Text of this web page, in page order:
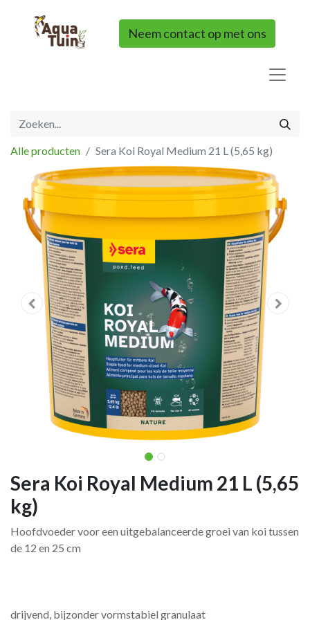
Neem contact op met ons
Alle producten Sera Koi Royal Medium 21 L (5,65 kg)
Sera Koi Royal Medium 21 L (5,65
kg)
Hoofdvoeder voor een uitgebalanceerde groei van koi tussen
de 12 en 25 cm
drijvend, bijzonder vormstabiel granulaat